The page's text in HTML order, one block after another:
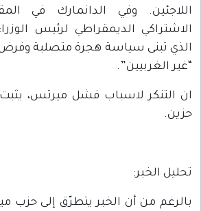
اللاجئين. وفي الدانمارك في
الاشتراكي الديمقراطي لرئيس
الذي تبنى سياسة هجرة متصلبة وفرض
“غير الغربيين”.
ان التنكر لاسباب فشل ميرتس،
حزين.
تحليل الخبر:
بالرغم من أن الخبر يتطرّق إلى حزب